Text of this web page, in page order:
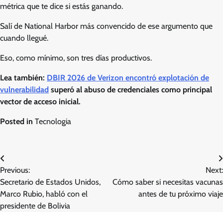
métrica que te dice si estás ganando.
Salí de National Harbor más convencido de ese argumento que
cuando llegué.
Eso, como mínimo, son tres días productivos.
Lea también: DBIR 2026 de Verizon encontró explotación de
vulnerabilidad superó al abuso de credenciales como principal
vector de acceso inicial.
Posted in Tecnologia
Post
navigation
Previous:
Secretario de Estados Unidos,
Marco Rubio, habló con el
presidente de Bolivia
Next:
Cómo saber si necesitas vacunas
antes de tu próximo viaje